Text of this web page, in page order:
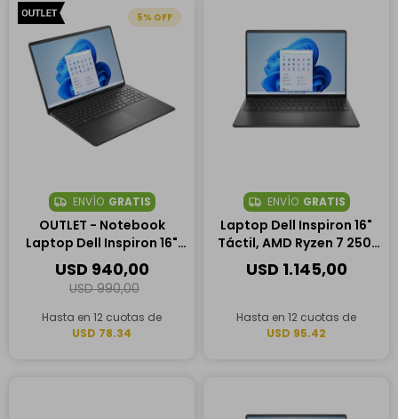
5
ENVÍO GRATIS
OUTLET - Notebook
Laptop Dell Inspiron 16"
Táctil, AMD Ryzen 7 250,
16GB RAM, 1TB SSD
USD 940,00
USD 990,00
Hasta en 12 cuotas de
USD 78.34
ENVÍO GRATIS
Laptop Dell Inspiron 16"
Táctil, AMD Ryzen 7 250,
32GB RAM, 2TB SSD
USD 1.145,00
Hasta en 12 cuotas de
USD 95.42